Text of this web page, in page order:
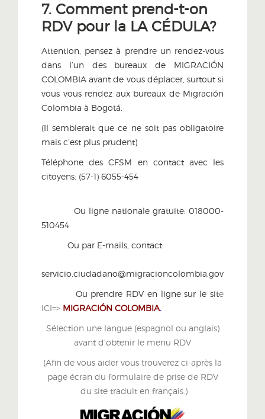
7. Comment prend-t-on
RDV pour la LA CÉDULA?
Attention, pensez à prendre un rendez-vous
dans l’un des bureaux de MIGRACIÓN
COLOMBIA avant de vous déplacer, surtout si
vous vous rendez aux bureaux de Migración
Colombia à Bogotá.
(Il semblerait que ce ne soit pas obligatoire
mais c’est plus prudent)
Téléphone des CFSM en contact avec les
citoyens: (57-1) 6055-454
Ou ligne nationale gratuite: 018000-
510454
Ou par E-mails, contact:
servicio.ciudadano@migracioncolombia.gov.co
Ou prendre RDV en ligne sur le site
ICI=> MIGRACIÓN COLOMBIA.
Sélection une langue (espagnol ou anglais)
avant d’obtenir le menu RDV
(Afin de vous aider vous trouverez ci-après la
page écran du formulaire de prise de RDV
du site traduit en français.)